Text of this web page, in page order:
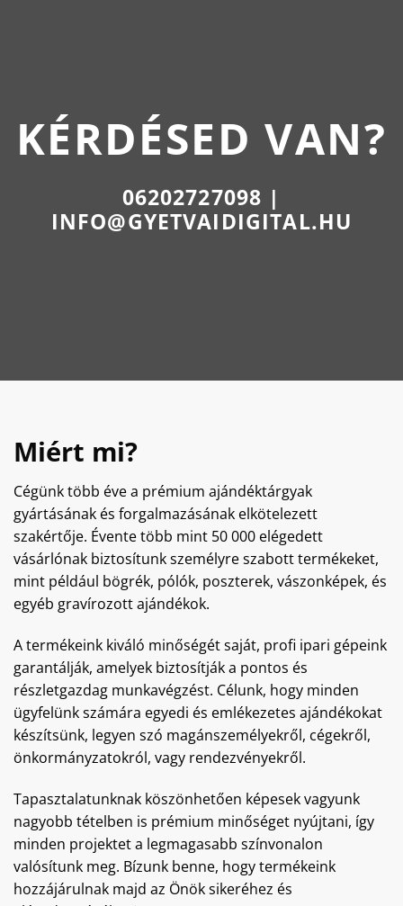
KÉRDÉSED VAN?
06202727098 |
INFO@GYETVAIDIGITAL.HU
Miért mi?
Cégünk több éve a prémium ajándéktárgyak
gyártásának és forgalmazásának elkötelezett
szakértője. Évente több mint 50 000 elégedett
vásárlónak biztosítunk személyre szabott termékeket,
mint például bögrék, pólók, poszterek, vászonképek, és
egyéb gravírozott ajándékok.
A termékeink kiváló minőségét saját, profi ipari gépeink
garantálják, amelyek biztosítják a pontos és
részletgazdag munkavégzést. Célunk, hogy minden
ügyfelünk számára egyedi és emlékezetes ajándékokat
készítsünk, legyen szó magánszemélyekről, cégekről,
önkormányzatokról, vagy rendezvényekről.
Tapasztalatunknak köszönhetően képesek vagyunk
nagyobb tételben is prémium minőséget nyújtani, így
minden projektet a legmagasabb színvonalon
valósítunk meg. Bízunk benne, hogy termékeink
hozzájárulnak majd az Önök sikeréhez és